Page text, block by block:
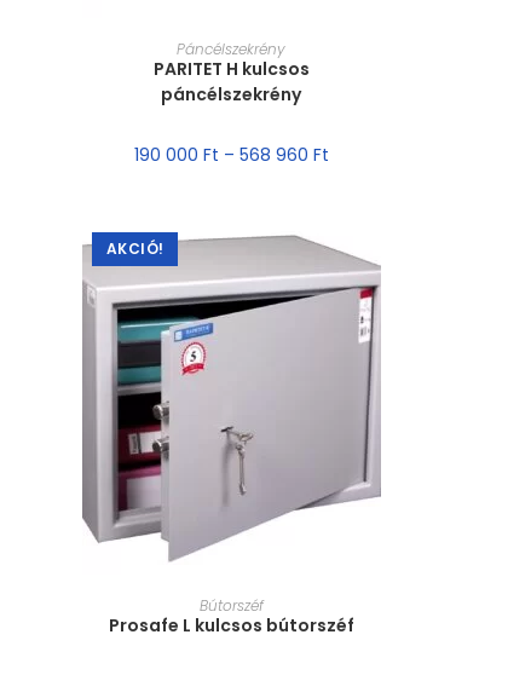
MÉRET VÁLASZTÁSA
Páncélszekrény
PARITET H kulcsos
páncélszekrény
190 000 Ft – 568 960 Ft
AKCIÓ!
MÉRET VÁLASZTÁSA
Bútorszéf
Prosafe L kulcsos bútorszéf